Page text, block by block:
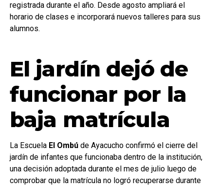
registrada durante el año. Desde agosto ampliará el
horario de clases e incorporará nuevos talleres para sus
alumnos.
El jardín dejó de
funcionar por la
baja matrícula
La Escuela El Ombú de Ayacucho confirmó el cierre del
jardín de infantes que funcionaba dentro de la institución,
una decisión adoptada durante el mes de julio luego de
comprobar que la matrícula no logró recuperarse durante